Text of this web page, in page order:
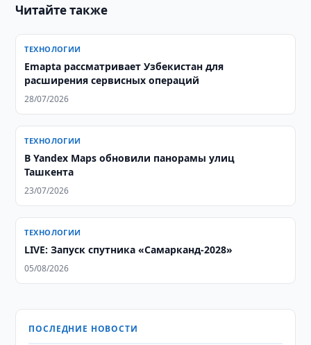
Читайте также
ТЕХНОЛОГИИ
Emapta рассматривает Узбекистан для
расширения сервисных операций
28/07/2026
ТЕХНОЛОГИИ
В Yandex Maps обновили панорамы улиц
Ташкента
23/07/2026
ТЕХНОЛОГИИ
LIVE: Запуск спутника «Самарканд-2028»
05/08/2026
ПОСЛЕДНИЕ НОВОСТИ